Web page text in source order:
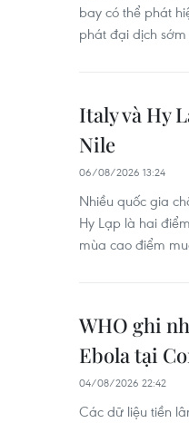
bay có thể phát
phát đại dịch
Italy và Hy
Nile
06/08/2026 13:24
Nhiều quốc gia
Hy Lạp là hai
mùa cao điểm
WHO ghi
Ebola tại
04/08/2026 22:42
Các dữ liệu tiền